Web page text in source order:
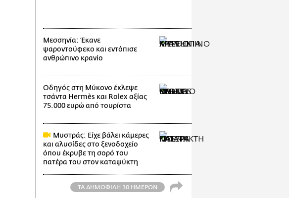
Μεσσηνία: Έκανε
ψαροντούφεκο και εντόπισε
ανθρώπινο κρανίο
Οδηγός στη Μύκονο έκλεψε
τσάντα Hermès και Rolex αξίας
75.000 ευρώ από τουρίστα
Μυστράς: Είχε βάλει κάμερες
και αλυσίδες στο ξενοδοχείο
όπου έκρυβε τη σορό του
πατέρα του στον καταψύκτη
ΤΑ ΔΗΜΟΦΙΛΗ 30 ΗΜΕΡΩΝ